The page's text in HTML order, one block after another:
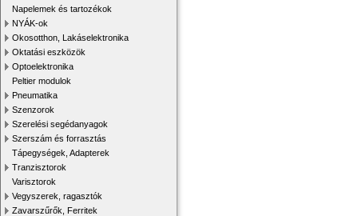
Napelemek és tartozékok
NYÁK-ok
Okosotthon, Lakáselektronika
Oktatási eszközök
Optoelektronika
Peltier modulok
Pneumatika
Szenzorok
Szerelési segédanyagok
Szerszám és forrasztás
Tápegységek, Adapterek
Tranzisztorok
Varisztorok
Vegyszerek, ragasztók
Zavarszűrők, Ferritek